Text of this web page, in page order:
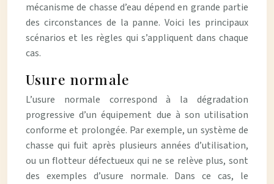
mécanisme de chasse d’eau dépend en grande partie
des circonstances de la panne. Voici les principaux
scénarios et les règles qui s’appliquent dans chaque
cas.
Usure normale
L’usure normale correspond à la dégradation
progressive d’un équipement due à son utilisation
conforme et prolongée. Par exemple, un système de
chasse qui fuit après plusieurs années d’utilisation,
ou un flotteur défectueux qui ne se relève plus, sont
des exemples d’usure normale. Dans ce cas, le